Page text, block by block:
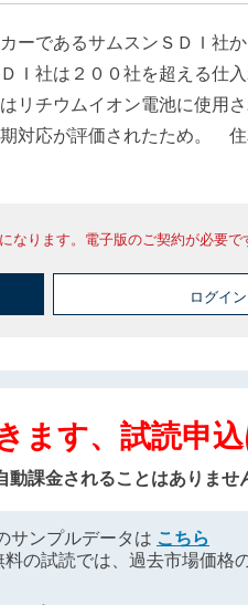
ーであるサムスンＳＤＩ社
Ｉ社は２００社を超える仕
リチウムイオン電池に使用
対応が評価されたため。
なります。電子版のご契約が必要で
ログイン
ます、試読申
動課金されることはありませ
サンプルデータは こちら
料の試読では、過去市場価格